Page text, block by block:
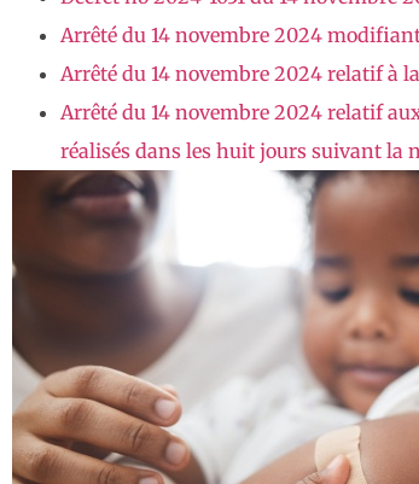
Arrêté du 14 novembre 2024
Arrêté du 14 novembre 2024 relatif à
Arrêté du 14 novembre 2024 relatif
réalisés dans les huit jours suivant la